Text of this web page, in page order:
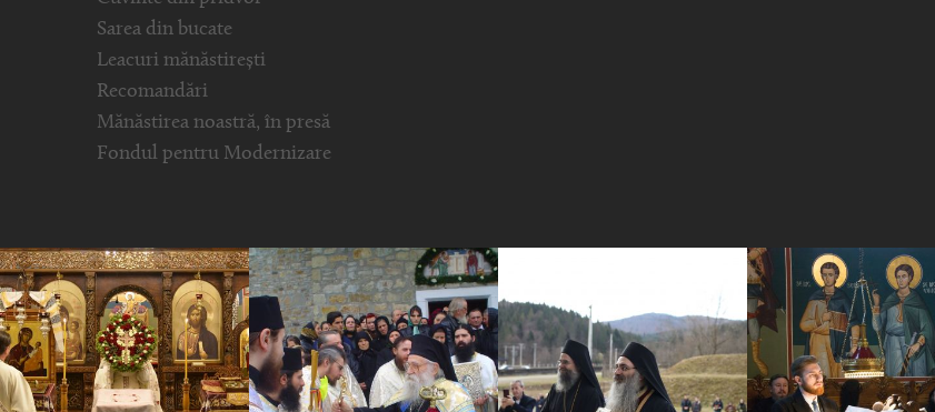
Sarea din bucate
Leacuri mănăstirești
Recomandări
Mănăstirea noastră, în presă
Fondul pentru Modernizare